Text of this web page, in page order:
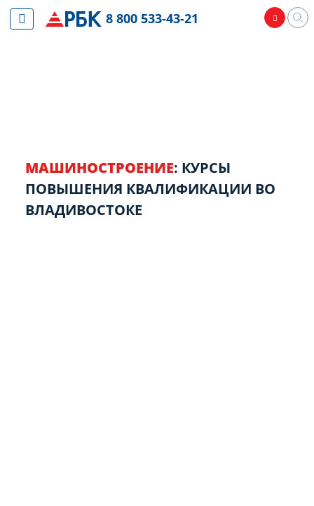
МАШИНОСТРОЕНИЕ: КУРСЫ
ПОВЫШЕНИЯ КВАЛИФИКАЦИИ ВО
ВЛАДИВОСТОКЕ
8 800 533-43-21